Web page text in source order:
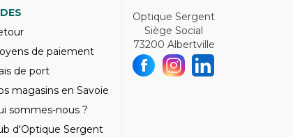
de paiement
de port
magasins en Savoie
sommes-nous ?
d'Optique Sergent
Optique Sergent
Siège Social
73200 Albertville